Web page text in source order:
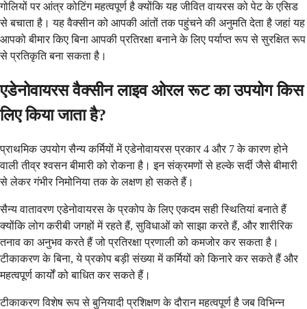
गोलियों पर आंत्र कोटिंग महत्वपूर्ण है क्योंकि यह जीवित वायरस को पेट के एसिड
से बचाता है। यह वैक्सीन को आपकी आंतों तक पहुंचने की अनुमति देता है जहां यह
आपको बीमार किए बिना आपकी प्रतिरक्षा बनाने के लिए पर्याप्त रूप से सुरक्षित रूप
से प्रतिकृति बना सकता है।
एडेनोवायरस वैक्सीन लाइव ओरल रूट का उपयोग किस
लिए किया जाता है?
प्राथमिक उपयोग सैन्य कर्मियों में एडेनोवायरस प्रकार 4 और 7 के कारण होने
वाली तीव्र श्वसन बीमारी को रोकना है। इन संक्रमणों से हल्के सर्दी जैसे बीमारी
से लेकर गंभीर निमोनिया तक के लक्षण हो सकते हैं।
सैन्य वातावरण एडेनोवायरस के प्रकोप के लिए एकदम सही स्थितियां बनाते हैं
क्योंकि लोग करीबी जगहों में रहते हैं, सुविधाओं को साझा करते हैं, और शारीरिक
तनाव का अनुभव करते हैं जो प्रतिरक्षा प्रणाली को कमजोर कर सकता है।
टीकाकरण के बिना, ये प्रकोप बड़ी संख्या में कर्मियों को किनारे कर सकते हैं और
महत्वपूर्ण कार्यों को बाधित कर सकते हैं।
टीकाकरण विशेष रूप से बुनियादी प्रशिक्षण के दौरान महत्वपूर्ण है जब विभिन्न